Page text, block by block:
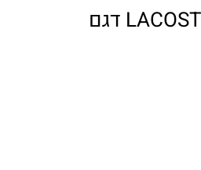
� שעון לנשים LACOSTE דגם